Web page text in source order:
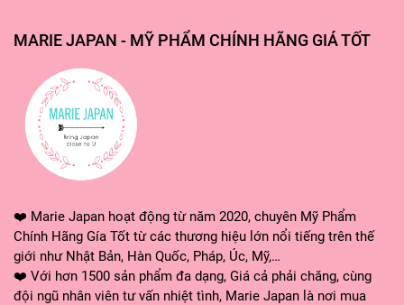
MARIE JAPAN - MỸ PHẨM CHÍNH HÃNG GIÁ TỐT
❤️ Marie Japan hoạt động từ năm 2020, chuyên Mỹ Phẩm
Chính Hãng Gía Tốt từ các thương hiệu lớn nổi tiếng trên thế
giới như Nhật Bản, Hàn Quốc, Pháp, Úc, Mỹ,…
❤️ Với hơn 1500 sản phẩm đa dạng, Giá cả phải chăng, cùng
đội ngũ nhân viên tư vấn nhiệt tình, Marie Japan là nơi mua